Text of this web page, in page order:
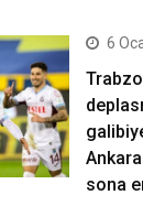
6
sona